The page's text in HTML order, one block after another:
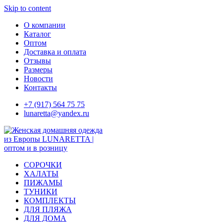
Skip to content
О компании
Каталог
Оптом
Доставка и оплата
Отзывы
Размеры
Новости
Контакты
+7 (917) 564 75 75
lunaretta@yandex.ru
СОРОЧКИ
ХАЛАТЫ
ПИЖАМЫ
ТУНИКИ
КОМПЛЕКТЫ
ДЛЯ ПЛЯЖА
ДЛЯ ДОМА